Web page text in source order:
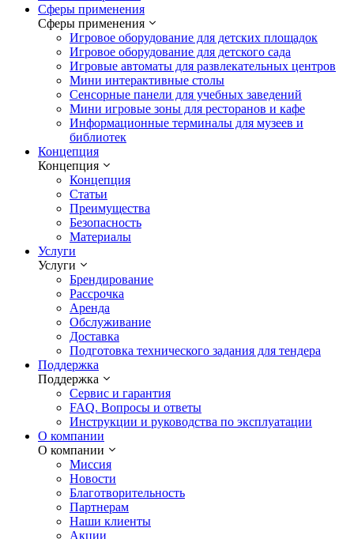
Сферы применения
Сферы применения
Игровое оборудование для детских площадок
Игровое оборудование для детского сада
Игровые автоматы для развлекательных центров
Мини интерактивные столы
Сенсорные панели для учебных заведений
Мини игровые зоны для ресторанов и кафе
Информационные терминалы для музеев и
библиотек
Концепция
Концепция
Концепция
Статьи
Преимущества
Безопасность
Материалы
Услуги
Услуги
Брендирование
Рассрочка
Аренда
Обслуживание
Доставка
Подготовка технического задания для тендера
Поддержка
Поддержка
Сервис и гарантия
FAQ. Вопросы и ответы
Инструкции и руководства по эксплуатации
О компании
О компании
Миссия
Новости
Благотворительность
Партнерам
Наши клиенты
Акции